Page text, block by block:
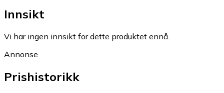
Innsikt
Vi har ingen innsikt for dette produktet ennå.
Annonse
Prishistorikk